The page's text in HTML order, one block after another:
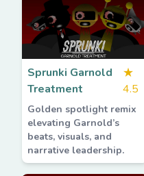
Sprunki Garnold
Treatment
★
4.5
Golden spotlight remix
elevating Garnold’s
beats, visuals, and
narrative leadership.